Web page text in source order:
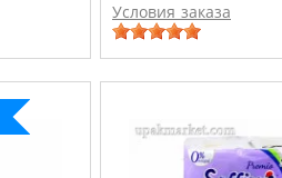
Условия заказа